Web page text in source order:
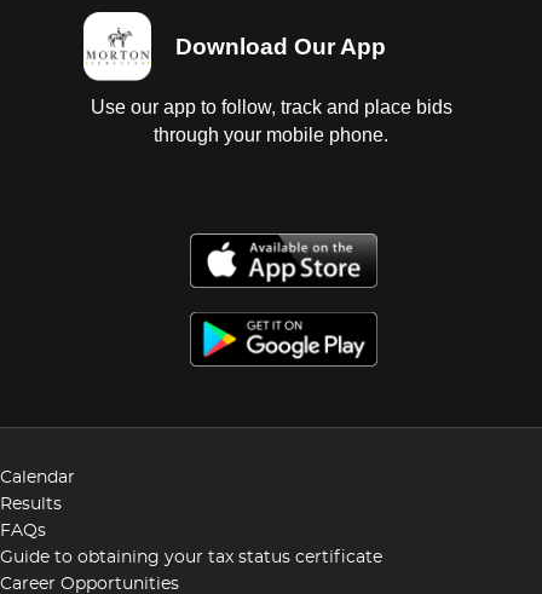
Download Our App
Use our app to follow, track and place bids
through your mobile phone.
Calendar
Results
FAQs
Guide to obtaining your tax status certificate
Career Opportunities